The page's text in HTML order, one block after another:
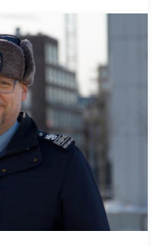
harkinnut lupien
noin 20
kohdalla.
suomalainen
Yhdelletoista